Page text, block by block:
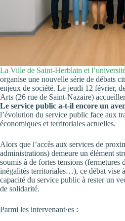
La Ville de Saint-Herblain et
organise une nouvelle série de débats
enjeux de société. Le jeudi 12 février,
Arts (26 rue de Saint-Nazaire)
Le service public a-t-il encore un
l’évolution du service public face aux
économiques et territoriales actuelles.
Alors que l’accès aux services de
administrations) demeure un élément
soumis à de fortes tensions (fermetures
inégalités territoriales…), ce débat vise
capacité du service public à rester un
de solidarité.
Parmi les intervenant·es :